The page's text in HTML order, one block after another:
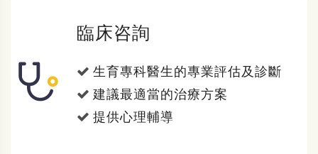
臨床咨詢
生育專科醫生的專業評估及診斷
建議最適當的治療方案
提供心理輔導